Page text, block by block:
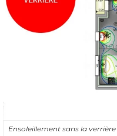
Ensoleillement sans la verrière